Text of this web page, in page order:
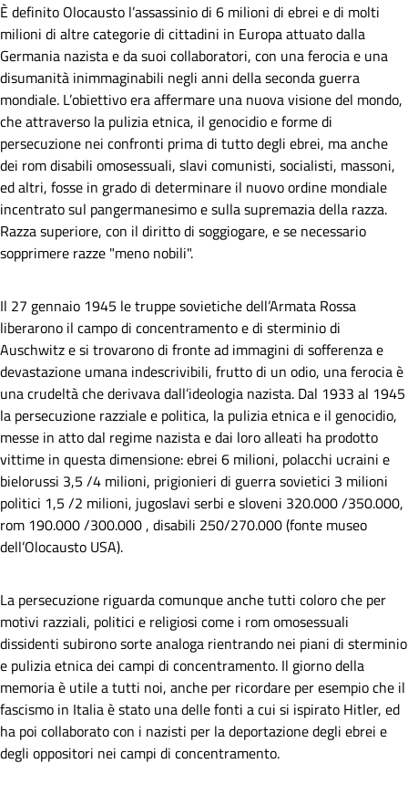
È definito Olocausto l’assassinio di 6 milioni di ebrei e di molti
milioni di altre categorie di cittadini in Europa attuato dalla
Germania nazista e da suoi collaboratori, con una ferocia e una
disumanità inimmaginabili negli anni della seconda guerra
mondiale. L’obiettivo era affermare una nuova visione del mondo,
che attraverso la pulizia etnica, il genocidio e forme di
persecuzione nei confronti prima di tutto degli ebrei, ma anche
dei rom disabili omosessuali, slavi comunisti, socialisti, massoni,
ed altri, fosse in grado di determinare il nuovo ordine mondiale
incentrato sul pangermanesimo e sulla supremazia della razza.
Razza superiore, con il diritto di soggiogare, e se necessario
sopprimere razze "meno nobili".
Il 27 gennaio 1945 le truppe sovietiche dell’Armata Rossa
liberarono il campo di concentramento e di sterminio di
Auschwitz e si trovarono di fronte ad immagini di sofferenza e
devastazione umana indescrivibili, frutto di un odio, una ferocia è
una crudeltà che derivava dall’ideologia nazista. Dal 1933 al 1945
la persecuzione razziale e politica, la pulizia etnica e il genocidio,
messe in atto dal regime nazista e dai loro alleati ha prodotto
vittime in questa dimensione: ebrei 6 milioni, polacchi ucraini e
bielorussi 3,5 /4 milioni, prigionieri di guerra sovietici 3 milioni
politici 1,5 /2 milioni, jugoslavi serbi e sloveni 320.000 /350.000,
rom 190.000 /300.000 , disabili 250/270.000 (fonte museo
dell’Olocausto USA).
La persecuzione riguarda comunque anche tutti coloro che per
motivi razziali, politici e religiosi come i rom omosessuali
dissidenti subirono sorte analoga rientrando nei piani di sterminio
e pulizia etnica dei campi di concentramento. Il giorno della
memoria è utile a tutti noi, anche per ricordare per esempio che il
fascismo in Italia è stato una delle fonti a cui si ispirato Hitler, ed
ha poi collaborato con i nazisti per la deportazione degli ebrei e
degli oppositori nei campi di concentramento.